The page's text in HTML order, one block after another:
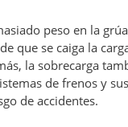
peso en la
que se caiga la
la sobrecarga
de frenos y
de accidentes.